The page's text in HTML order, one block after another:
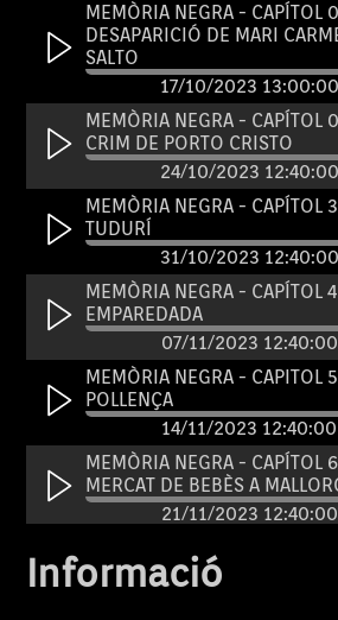
MEMÒRIA NEGRA - CAPÍTOL
DESAPARICIÓ DE MARI
SALTO
17/10/2023 13:00:00
MEMÒRIA NEGRA - CAPÍTOL
CRIM DE PORTO CRISTO
24/10/2023 12:40:00
MEMÒRIA NEGRA - CAPÍTOL
TUDURÍ
31/10/2023 12:40:00
MEMÒRIA NEGRA - CAPÍTOL
EMPAREDADA
07/11/2023 12:40:00
MEMÒRIA NEGRA - CAPITOL
POLLENÇA
14/11/2023 12:40:00
MEMÒRIA NEGRA - CAPÍTOL
MERCAT DE BEBÈS A
21/11/2023 12:40:00
OBJECTIU: EL REI
Informació